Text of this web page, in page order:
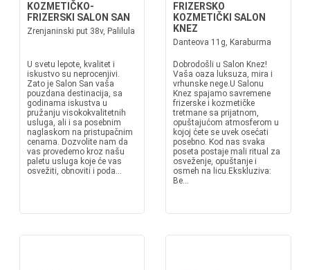
KOZMETIČKO-
FRIZERSKI SALON SAN
Zrenjaninski put 38v, Palilula
U svetu lepote, kvalitet i
iskustvo su neprocenjivi.
Zato je Salon San vaša
pouzdana destinacija, sa
godinama iskustva u
pružanju visokokvalitetnih
usluga, ali i sa posebnim
naglaskom na pristupačnim
cenama. Dozvolite nam da
vas provedemo kroz našu
paletu usluga koje će vas
osvežiti, obnoviti i poda...
FRIZERSKO
KOZMETIČKI SALON
KNEZ
Danteova 11g, Karaburma
Dobrodošli u Salon Knez!
Vaša oaza luksuza, mira i
vrhunske nege.U Salonu
Knez spajamo savremene
frizerske i kozmetičke
tretmane sa prijatnom,
opuštajućom atmosferom u
kojoj ćete se uvek osećati
posebno. Kod nas svaka
poseta postaje mali ritual za
osveženje, opuštanje i
osmeh na licu.Ekskluziva:
Be...